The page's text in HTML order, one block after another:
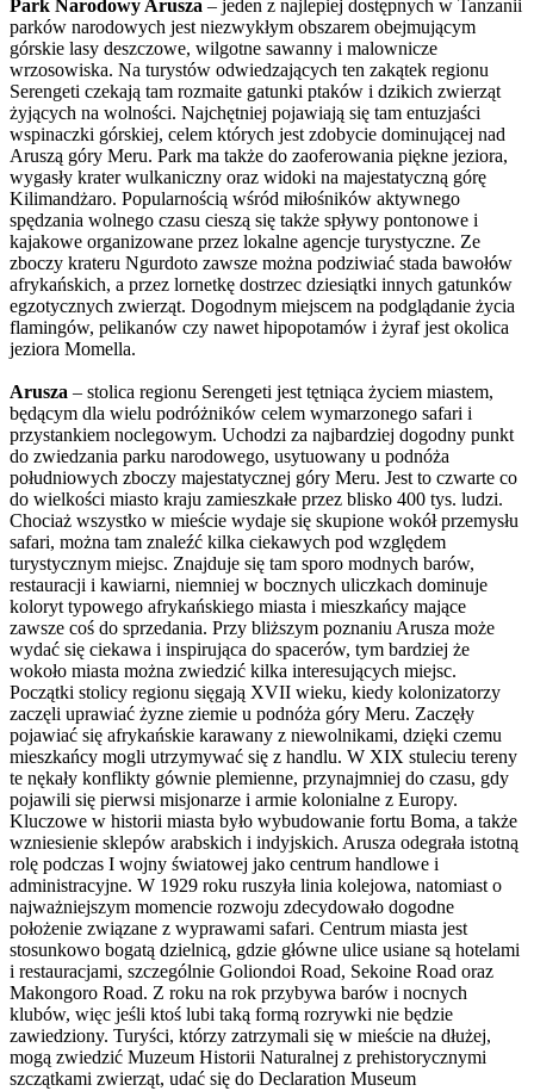
Park Narodowy Arusza – jeden z najlepiej dostępnych w Tanzanii
parków narodowych jest niezwykłym obszarem obejmującym
górskie lasy deszczowe, wilgotne sawanny i malownicze
wrzosowiska. Na turystów odwiedzających ten zakątek regionu
Serengeti czekają tam rozmaite gatunki ptaków i dzikich zwierząt
żyjących na wolności. Najchętniej pojawiają się tam entuzjaści
wspinaczki górskiej, celem których jest zdobycie dominującej nad
Aruszą góry Meru. Park ma także do zaoferowania piękne jeziora,
wygasły krater wulkaniczny oraz widoki na majestatyczną górę
Kilimandżaro. Popularnością wśród miłośników aktywnego
spędzania wolnego czasu cieszą się także spływy pontonowe i
kajakowe organizowane przez lokalne agencje turystyczne. Ze
zboczy krateru Ngurdoto zawsze można podziwiać stada bawołów
afrykańskich, a przez lornetkę dostrzec dziesiątki innych gatunków
egzotycznych zwierząt. Dogodnym miejscem na podglądanie życia
flamingów, pelikanów czy nawet hipopotamów i żyraf jest okolica
jeziora Momella.
Arusza – stolica regionu Serengeti jest tętniąca życiem miastem,
będącym dla wielu podróżników celem wymarzonego safari i
przystankiem noclegowym. Uchodzi za najbardziej dogodny punkt
do zwiedzania parku narodowego, usytuowany u podnóża
południowych zboczy majestatycznej góry Meru. Jest to czwarte co
do wielkości miasto kraju zamieszkałe przez blisko 400 tys. ludzi.
Chociaż wszystko w mieście wydaje się skupione wokół przemysłu
safari, można tam znaleźć kilka ciekawych pod względem
turystycznym miejsc. Znajduje się tam sporo modnych barów,
restauracji i kawiarni, niemniej w bocznych uliczkach dominuje
koloryt typowego afrykańskiego miasta i mieszkańcy mające
zawsze coś do sprzedania. Przy bliższym poznaniu Arusza może
wydać się ciekawa i inspirująca do spacerów, tym bardziej że
wokoło miasta można zwiedzić kilka interesujących miejsc.
Początki stolicy regionu sięgają XVII wieku, kiedy kolonizatorzy
zaczęli uprawiać żyzne ziemie u podnóża góry Meru. Zaczęły
pojawiać się afrykańskie karawany z niewolnikami, dzięki czemu
mieszkańcy mogli utrzymywać się z handlu. W XIX stuleciu tereny
te nękały konflikty gównie plemienne, przynajmniej do czasu, gdy
pojawili się pierwsi misjonarze i armie kolonialne z Europy.
Kluczowe w historii miasta było wybudowanie fortu Boma, a także
wzniesienie sklepów arabskich i indyjskich. Arusza odegrała istotną
rolę podczas I wojny światowej jako centrum handlowe i
administracyjne. W 1929 roku ruszyła linia kolejowa, natomiast o
najważniejszym momencie rozwoju zdecydowało dogodne
położenie związane z wyprawami safari. Centrum miasta jest
stosunkowo bogatą dzielnicą, gdzie główne ulice usiane są hotelami
i restauracjami, szczególnie Goliondoi Road, Sekoine Road oraz
Makongoro Road. Z roku na rok przybywa barów i nocnych
klubów, więc jeśli ktoś lubi taką formą rozrywki nie będzie
zawiedziony. Turyści, którzy zatrzymali się w mieście na dłużej,
mogą zwiedzić Muzeum Historii Naturalnej z prehistorycznymi
szczątkami zwierząt, udać się do Declaration Museum